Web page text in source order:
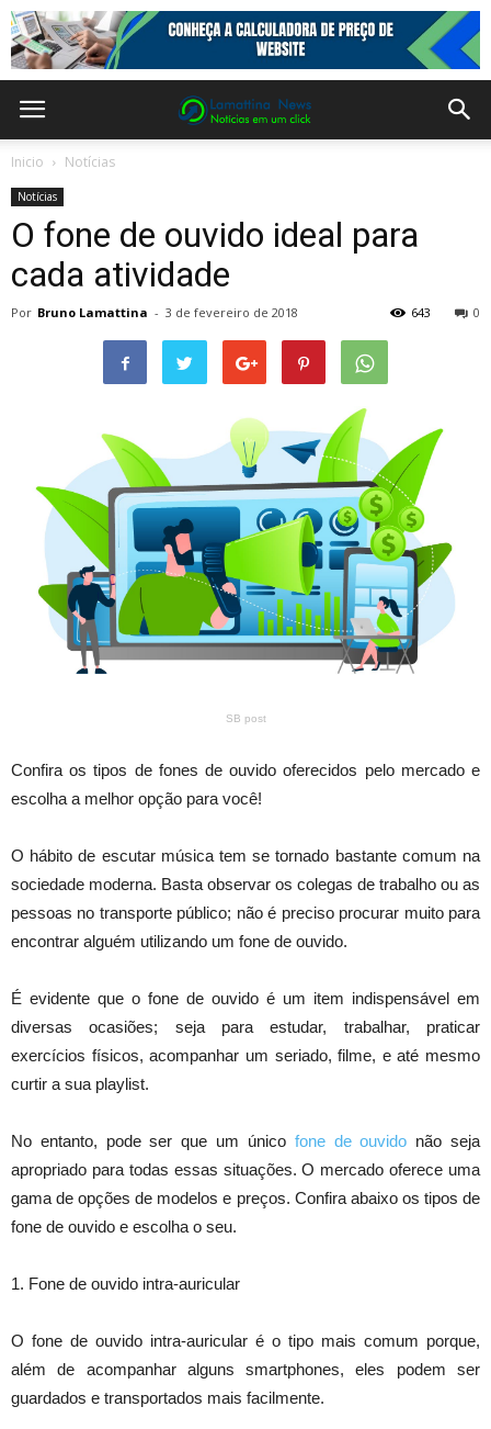
Inicio Notícias
Notícias
O fone de ouvido ideal para
cada atividade
Por Bruno Lamattina - 3 de fevereiro de 2018 0
643
SB post
Confira os tipos de fones de ouvido oferecidos pelo mercado e
escolha a melhor opção para você!
O hábito de escutar música tem se tornado bastante comum na
sociedade moderna. Basta observar os colegas de trabalho ou as
pessoas no transporte público; não é preciso procurar muito para
encontrar alguém utilizando um fone de ouvido.
É evidente que o fone de ouvido é um item indispensável em
diversas ocasiões; seja para estudar, trabalhar, praticar
exercícios físicos, acompanhar um seriado, filme, e até mesmo
curtir a sua playlist.
No entanto, pode ser que um único fone de ouvido não seja
apropriado para todas essas situações. O mercado oferece uma
gama de opções de modelos e preços. Confira abaixo os tipos de
fone de ouvido e escolha o seu.
1. Fone de ouvido intra-auricular
O fone de ouvido intra-auricular é o tipo mais comum porque,
além de acompanhar alguns smartphones, eles podem ser
guardados e transportados mais facilmente.